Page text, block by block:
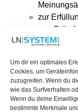
Um dir ein optimales
Cookies, um
zuzugreifen. Wenn du
wie das Surfverhalten
Wenn du deine
bestimmte Merkmale
zur
aus
zur
gemäß Art. 18
der
verlangen,
die